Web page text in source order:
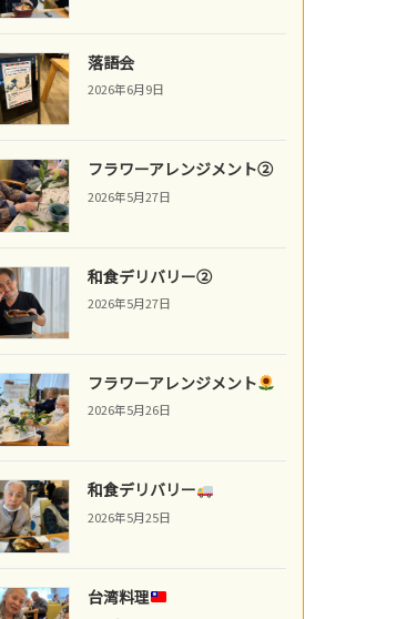
落語会
2026年6月9日
フラワーアレンジメント②
2026年5月27日
和食デリバリー②
2026年5月27日
フラワーアレンジメント
2026年5月26日
和食デリバリー
2026年5月25日
台湾料理